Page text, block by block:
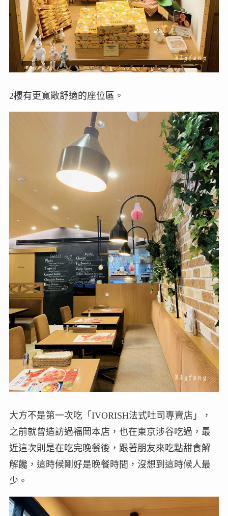
2樓有更寬敞舒適的座位區。
大方不是第一次吃「IVORISH法式吐司專賣店」，
之前就曾造訪過福岡本店，也在東京涉谷吃過，最
近這次則是在吃完晚餐後，跟著朋友來吃點甜食解
解饞，這時候剛好是晚餐時間，沒想到這時候人最
少。